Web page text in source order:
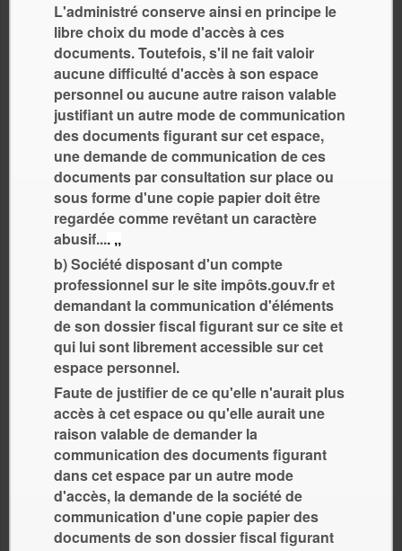
L'administré conserve ainsi en principe le
libre choix du mode d'accès à ces
documents. Toutefois, s'il ne fait valoir
aucune difficulté d'accès à son espace
personnel ou aucune autre raison valable
justifiant un autre mode de communication
des documents figurant sur cet espace,
une demande de communication de ces
documents par consultation sur place ou
sous forme d'une copie papier doit être
regardée comme revêtant un caractère
abusif.... ,,
b) Société disposant d'un compte
professionnel sur le site impôts.gouv.fr et
demandant la communication d'éléments
de son dossier fiscal figurant sur ce site et
qui lui sont librement accessible sur cet
espace personnel.
Faute de justifier de ce qu'elle n'aurait plus
accès à cet espace ou qu'elle aurait une
raison valable de demander la
communication des documents figurant
dans cet espace par un autre mode
d'accès, la demande de la société de
communication d'une copie papier des
documents de son dossier fiscal figurant